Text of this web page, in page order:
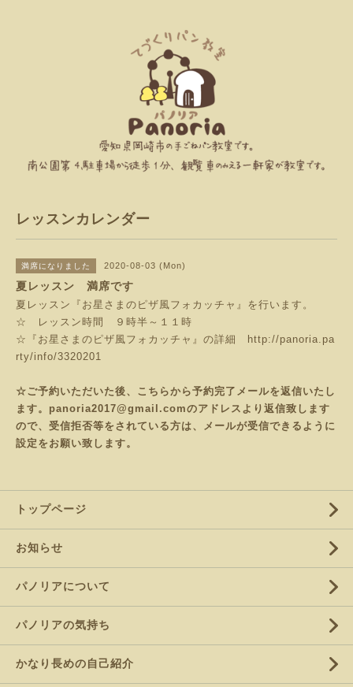
レッスンカレンダー
満席になりました 2020-08-03 (Mon)
夏レッスン 満席です
夏レッスン『お星さまのピザ風フォカッチャ』を行います。
☆ レッスン時間 ９時半～１１時
☆『お星さまのピザ風フォカッチャ』の詳細
http://panoria.pa
rty/info/3320201
☆ご予約いただいた後、こちらから予約完了メールを返信いたし
ます。panoria2017@gmail.comのアドレスより返信致します
ので、受信拒否等をされている方は、メールが受信できるように
設定をお願い致します。
トップページ
お知らせ
パノリアについて
パノリアの気持ち
かなり長めの自己紹介